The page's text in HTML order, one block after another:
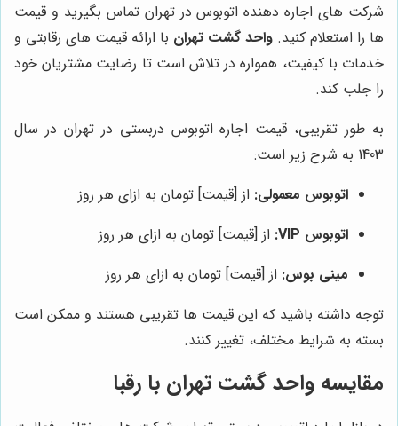
شرکت های اجاره دهنده اتوبوس در تهران تماس بگیرید و قیمت
ها را استعلام کنید. واحد گشت تهران با ارائه قیمت های رقابتی و
خدمات با کیفیت، همواره در تلاش است تا رضایت مشتریان خود
را جلب کند.
به طور تقریبی، قیمت اجاره اتوبوس دربستی در تهران در سال
1403 به شرح زیر است:
اتوبوس معمولی: از [قیمت] تومان به ازای هر روز
اتوبوس VIP:
از [قیمت] تومان به ازای هر روز
مینی بوس: از [قیمت] تومان به ازای هر روز
توجه داشته باشید که این قیمت ها تقریبی هستند و ممکن است
بسته به شرایط مختلف، تغییر کنند.
مقایسه واحد گشت تهران با رقبا